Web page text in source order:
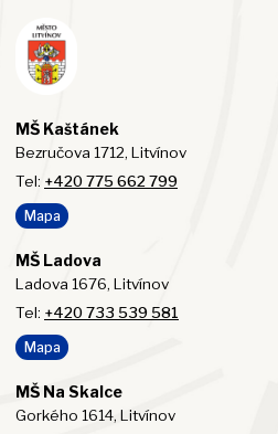
MŠ Kaštánek
Bezručova 1712, Litvínov
Tel: +420 775 662 799
Mapa
MŠ Ladova
Ladova 1676, Litvínov
Tel: +420 733 539 581
Mapa
MŠ Na Skalce
Gorkého 1614, Litvínov